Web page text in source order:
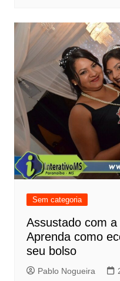
Sem categoria
Assustado com
Aprenda como
seu bolso
Pablo Nogueira